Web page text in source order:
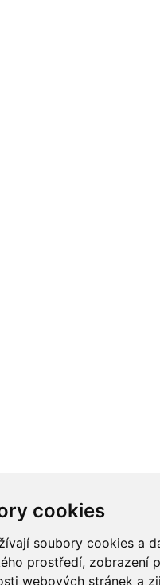
cookies
soubory cookies a
prostředí, zobrazení
webových stránek a